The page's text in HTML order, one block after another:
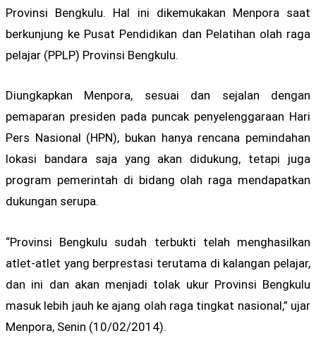
Provinsi Bengkulu. Hal ini dikemukakan Menpora saat
berkunjung ke Pusat Pendidikan dan Pelatihan olah raga
pelajar (PPLP) Provinsi Bengkulu.
Diungkapkan Menpora, sesuai dan sejalan dengan
pemaparan presiden pada puncak penyelenggaraan Hari
Pers Nasional (HPN), bukan hanya rencana pemindahan
lokasi bandara saja yang akan didukung, tetapi juga
program pemerintah di bidang olah raga mendapatkan
dukungan serupa.
“Provinsi Bengkulu sudah terbukti telah menghasilkan
atlet-atlet yang berprestasi terutama di kalangan pelajar,
dan ini dan akan menjadi tolak ukur Provinsi Bengkulu
masuk lebih jauh ke ajang olah raga tingkat nasional,” ujar
Menpora, Senin (10/02/2014).